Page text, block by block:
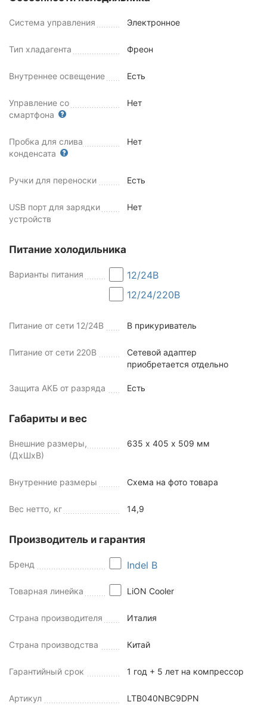
Система управления Электронное
Тип хладагента Фреон
Внутреннее освещение Есть
Управление со
смартфона
Нет
Пробка для слива
конденсата
Нет
Ручки для переноски Есть
USB порт для зарядки
устройств
Нет
Питание холодильника
Варианты питания
12/24В
12/24/220В
Питание от сети 12/24В В прикуриватель
Питание от сети 220В
Сетевой адаптер
приобретается отдельно
Защита АКБ от разряда Есть
Габариты и вес
Внешние размеры,
(ДхШхВ)
635 х 405 х 509 мм
Внутренние размеры Схема на фото товара
Вес нетто, кг 14,9
Производитель и гарантия
Бренд Indel B
Товарная линейка LiON Cooler
Страна производителя Италия
Страна производства Китай
Гарантийный срок 1 год + 5 лет на компрессор
Артикул LTB040NBC9DPN